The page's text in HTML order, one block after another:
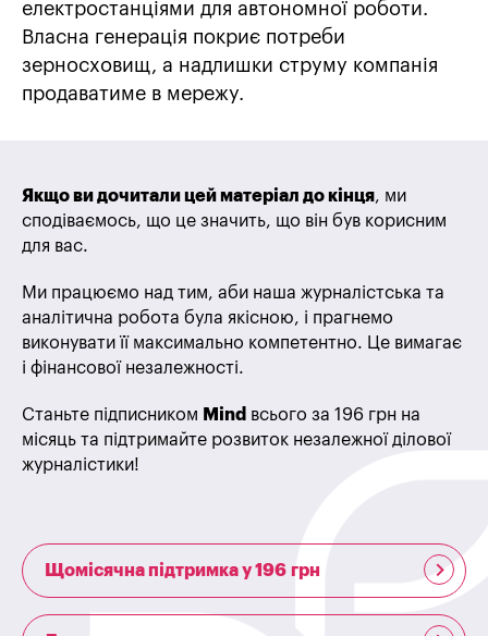
електростанціями для автономної роботи.
Власна генерація покриє потреби
зерносховищ, а надлишки струму компанія
продаватиме в мережу.
Якщо ви дочитали цей матеріал до кінця, ми
сподіваємось, що це значить, що він був корисним
для вас.
Ми працюємо над тим, аби наша журналістська та
аналітична робота була якісною, і прагнемо
виконувати її максимально компетентно. Це вимагає
і фінансової незалежності.
Станьте підписником Mind всього за 196 грн на
місяць та підтримайте розвиток незалежної ділової
журналістики!
Щомісячна підтримка у 196 грн